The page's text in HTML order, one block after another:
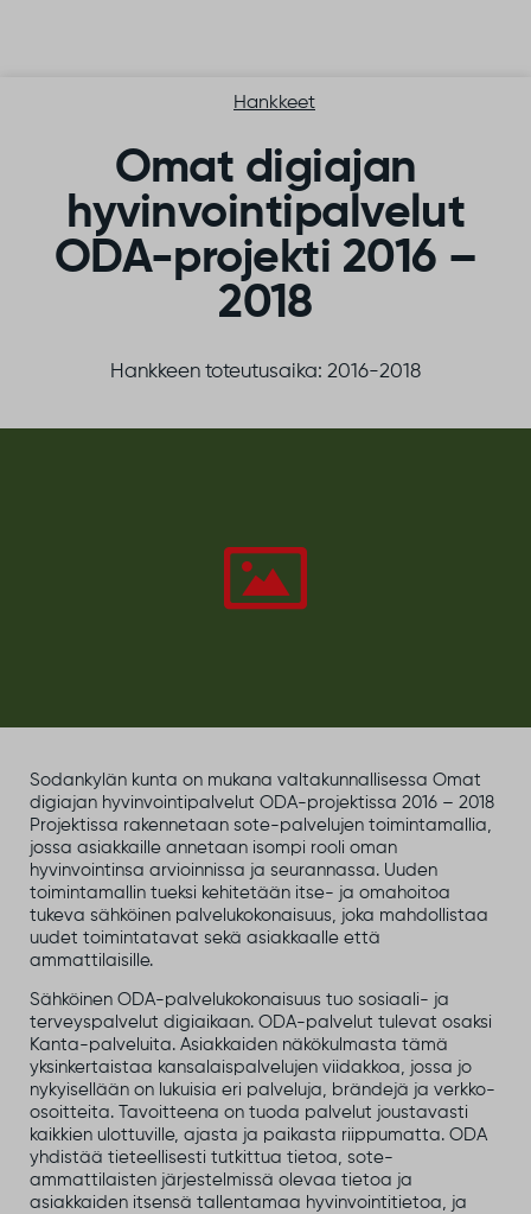
Hankkeet
Omat digiajan
hyvinvointipalvelut
ODA-projekti 2016 –
2018
Hankkeen toteutusaika: 2016-2018
Sodankylän kunta on mukana valtakunnallisessa Omat
digiajan hyvinvointipalvelut ODA-projektissa 2016 – 2018
Projektissa rakennetaan sote-palvelujen toimintamallia,
jossa asiakkaille annetaan isompi rooli oman
hyvinvointinsa arvioinnissa ja seurannassa. Uuden
toimintamallin tueksi kehitetään itse- ja omahoitoa
tukeva sähköinen palvelukokonaisuus, joka mahdollistaa
uudet toimintatavat sekä asiakkaalle että
ammattilaisille.
Sähköinen ODA-palvelukokonaisuus tuo sosiaali- ja
terveyspalvelut digiaikaan. ODA-palvelut tulevat osaksi
Kanta-palveluita. Asiakkaiden näkökulmasta tämä
yksinkertaistaa kansalaispalvelujen viidakkoa, jossa jo
nykyisellään on lukuisia eri palveluja, brändejä ja verkko-
osoitteita. Tavoitteena on tuoda palvelut joustavasti
kaikkien ulottuville, ajasta ja paikasta riippumatta. ODA
yhdistää tieteellisesti tutkittua tietoa, sote-
ammattilaisten järjestelmissä olevaa tietoa ja
asiakkaiden itsensä tallentamaa hyvinvointitietoa, ja